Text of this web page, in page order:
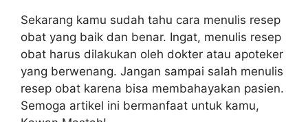
Sekarang kamu sudah tahu cara menulis resep
obat yang baik dan benar. Ingat, menulis resep
obat harus dilakukan oleh dokter atau apoteker
yang berwenang. Jangan sampai salah menulis
resep obat karena bisa membahayakan pasien.
Semoga artikel ini bermanfaat untuk kamu,